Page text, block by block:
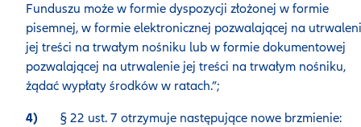
Funduszu może w formie dyspozycji złożonej w formie
pisemnej, w formie elektronicznej pozwalającej na
jej treści na trwałym nośniku lub w formie dokumentowej
pozwalającej na utrwalenie jej treści na trwałym nośniku,
żądać wypłaty środków w ratach.”;
4) § 22 ust. 7 otrzymuje następujące nowe brzmienie: